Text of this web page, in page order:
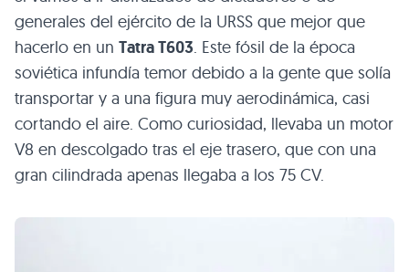
generales del ejército de la URSS que mejor que
hacerlo en un TatraT603. Este fósil de la época
soviética infundía temor debido a la gente que solía
transportar y a una figura muy aerodinámica, casi
cortando el aire. Como curiosidad, llevaba un motor
V8 en descolgado tras el eje trasero, que con una
gran cilindrada apenas llegaba a los 75 CV.